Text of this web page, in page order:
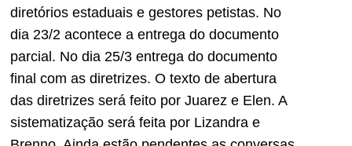
diretórios estaduais e gestores petistas. No
dia 23/2 acontece a entrega do documento
parcial. No dia 25/3 entrega do documento
final com as diretrizes. O texto de abertura
das diretrizes será feito por Juarez e Elen. A
sistematização será feita por Lizandra e